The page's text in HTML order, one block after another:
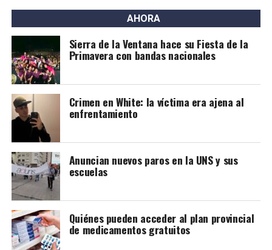
AHORA
Sierra de la Ventana hace su Fiesta de la
Primavera con bandas nacionales
Crimen en White: la víctima era ajena al
enfrentamiento
Anuncian nuevos paros en la UNS y sus
escuelas
Quiénes pueden acceder al plan provincial
de medicamentos gratuitos